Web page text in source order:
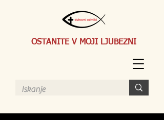
OSTANITE V MOJI LJUBEZNI